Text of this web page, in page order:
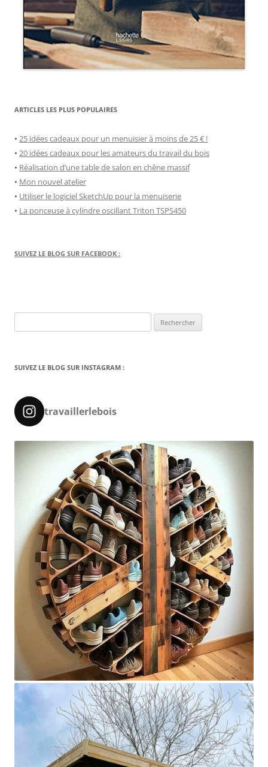
ARTICLES LES PLUS POPULAIRES
• 25 idées cadeaux pour un menuisier à moins de 25 € !
• 20 idées cadeaux pour les amateurs du travail du bois
• Réalisation d’une table de salon en chêne massif
• Mon nouvel atelier
• Utiliser le logiciel SketchUp pour la menuiserie
• La ponceuse à cylindre oscillant Triton TSPS450
SUIVEZ LE BLOG SUR FACEBOOK :
SUIVEZ LE BLOG SUR INSTAGRAM :
travaillerlebois